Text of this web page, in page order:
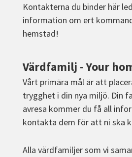
Kontakterna du binder här
information om ert
hemstad!
Värdfamilj - Your
Vårt primära mål är att
trygghet i din nya miljö. Din
avresa kommer du få all
kontakta dem för att ni ska
Alla värdfamiljer som vi